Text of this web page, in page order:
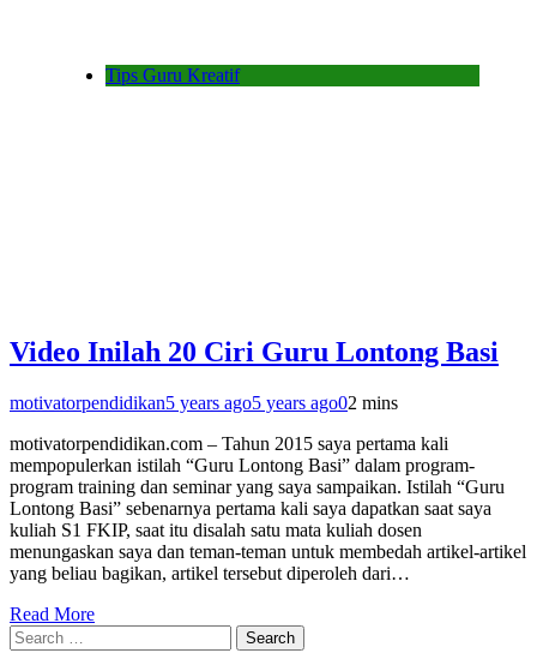
Tips Guru Kreatif
Video Inilah 20 Ciri Guru Lontong Basi
motivatorpendidikan5 years ago5 years ago02 mins
motivatorpendidikan.com – Tahun 2015 saya pertama kali
mempopulerkan istilah “Guru Lontong Basi” dalam program-
program training dan seminar yang saya sampaikan. Istilah “Guru
Lontong Basi” sebenarnya pertama kali saya dapatkan saat saya
kuliah S1 FKIP, saat itu disalah satu mata kuliah dosen
menungaskan saya dan teman-teman untuk membedah artikel-artikel
yang beliau bagikan, artikel tersebut diperoleh dari…
Read More
Search
for: